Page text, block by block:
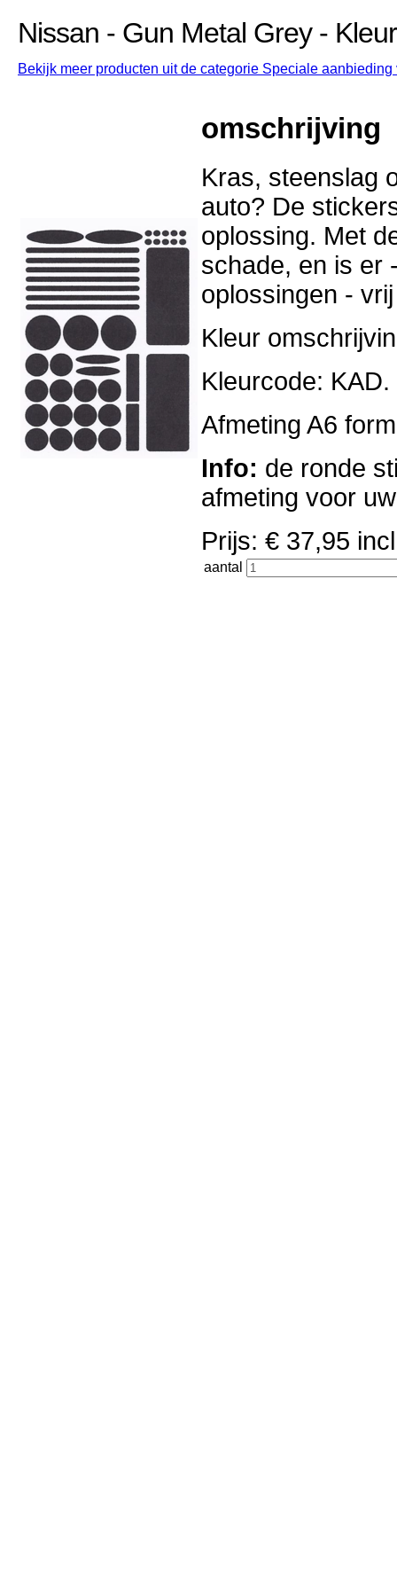
Nissan - Gun Metal Grey -
Bekijk meer producten uit de categorie Speciale
omschrijving
Kras, steenslag
auto? De
oplossing. Met
schade, en is er
oplossingen -
Kleur
Kleurcode: KAD.
Afmeting A6
Info: de ronde
afmeting voor
Prijs: € 37,95
aantal